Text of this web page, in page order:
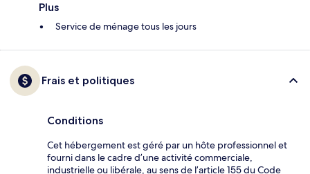
Plus
Service de ménage tous les jours
Frais et politiques
Conditions
Cet hébergement est géré par un hôte professionnel et
fourni dans le cadre d’une activité commerciale,
industrielle ou libérale, au sens de l’article 155 du Code